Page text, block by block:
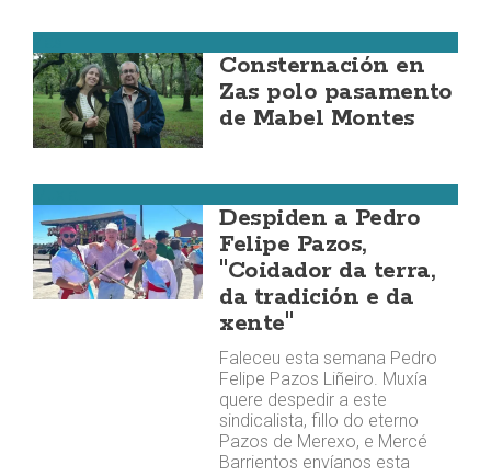
Consternación en
Zas polo pasamento
de Mabel Montes
Despiden a Pedro
Felipe Pazos,
"Coidador da terra,
da tradición e da
xente"
Faleceu esta semana Pedro
Felipe Pazos Liñeiro. Muxía
quere despedir a este
sindicalista, fillo do eterno
Pazos de Merexo, e Mercé
Barrientos envíanos esta